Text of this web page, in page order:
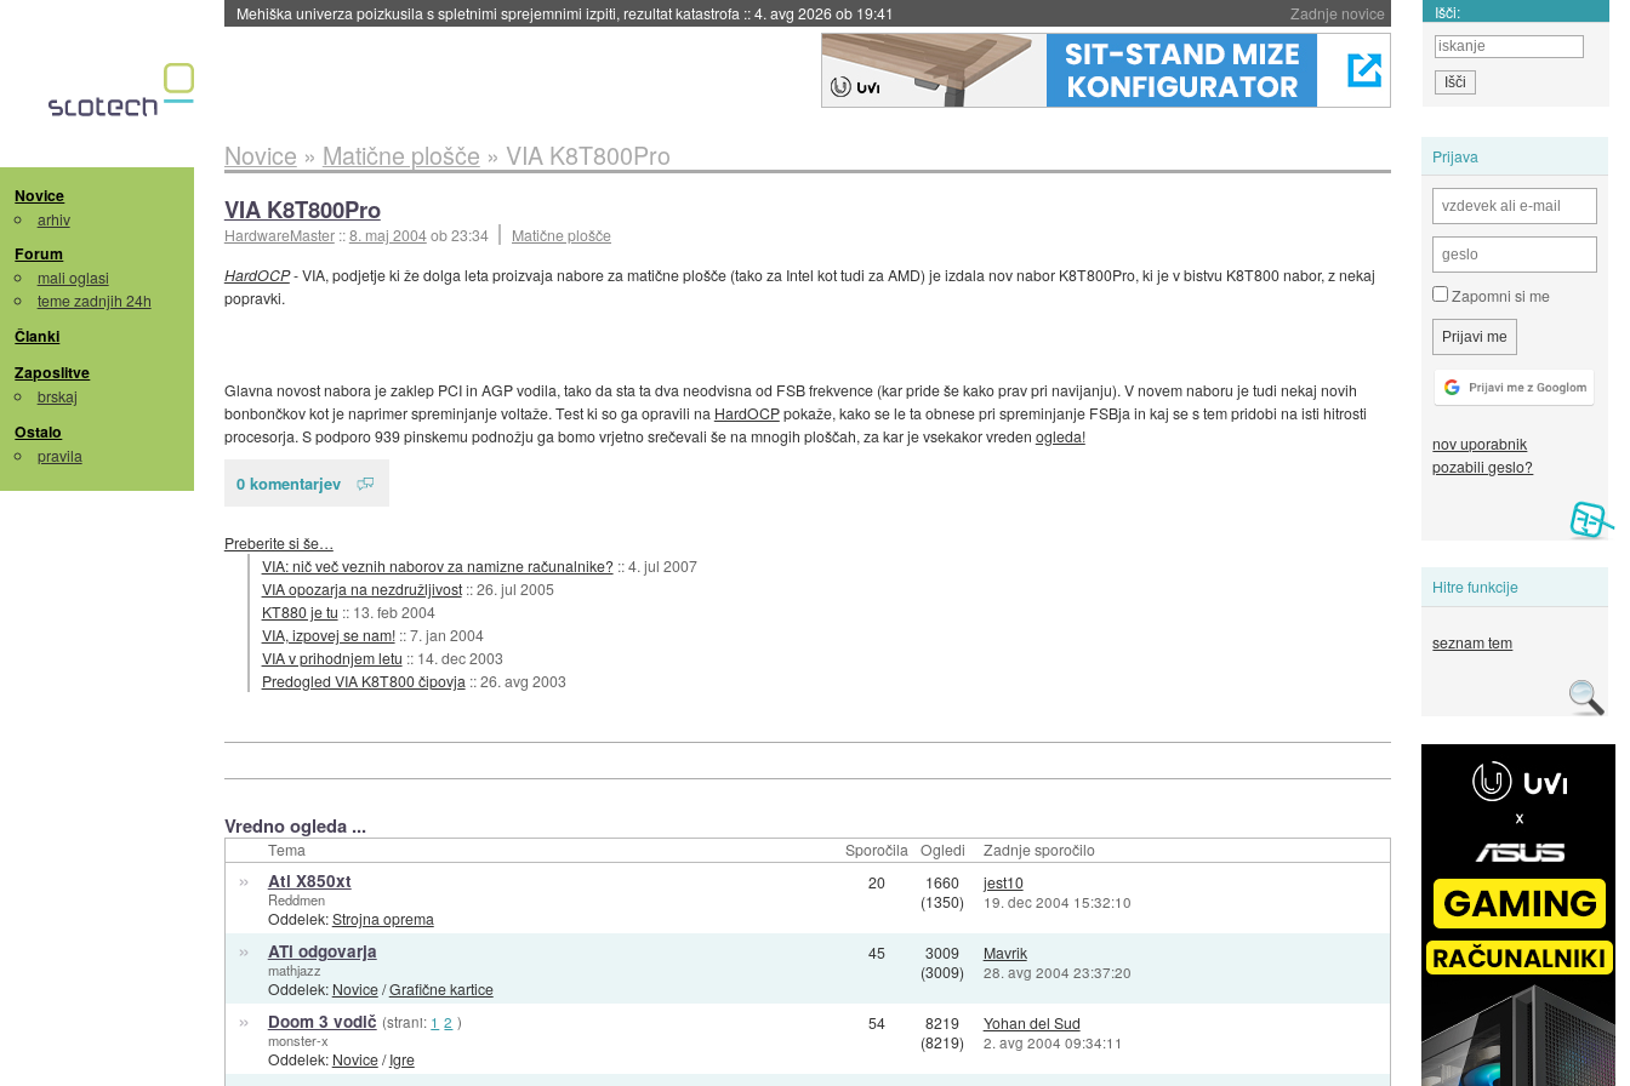
Zadnje novice
Mehiška univerza poizkusila s spletnimi sprejemnimi izpiti, rezultat katastrofa ::4. avg 2026 ob 19:41 Išči:
Novice
arhiv
Forum
mali oglasi
teme zadnjih 24h
Članki
Zaposlitve
brskaj
Ostalo
pravila
Prijava
Zapomni si me
nov uporabnik
pozabili geslo?
Hitre funkcije
seznam tem
Novice » Matične plošče » VIA K8T800Pro
VIA K8T800Pro
HardwareMaster ::8. maj 2004ob 23:34
Matične plošče
HardOCP- VIA, podjetje ki že dolga leta proizvaja nabore za matične plošče (tako za Intel kot tudi za AMD) je izdala nov nabor K8T800Pro, ki je v bistvu K8T800 nabor, z nekaj
popravki.
Glavna novost nabora je zaklep PCI in AGP vodila, tako da sta ta dva neodvisna od FSB frekvence (kar pride še kako prav pri navijanju). V novem naboru je tudi nekaj novih
bonbončkov kot je naprimer spreminjanje voltaže. Test ki so ga opravili na HardOCPpokaže, kako se le ta obnese pri spreminjanje FSBja in kaj se s tem pridobi na isti hitrosti
procesorja. S podporo 939 pinskemu podnožju ga bomo vrjetno srečevali še na mnogih ploščah, za kar je vsekakor vreden ogleda!
0 komentarjev
Preberite si še…
VIA: nič več veznih naborov za namizne računalnike? ::4. jul 2007
VIA opozarja na nezdružljivost ::26. jul 2005
KT880 je tu :: 13. feb 2004
VIA, izpovej se nam! ::7. jan 2004
VIA v prihodnjem letu :: 14. dec 2003
Predogled VIA K8T800 čipovja ::26. avg 2003
Vredno ogleda ...
Tema Sporočila Ogledi Zadnje sporočilo
» Ati X850xt
Reddmen
Oddelek:Strojna oprema
20
1660
(1350)
jest10
19. dec 2004 15:32:10
» ATi odgovarja
mathjazz
Oddelek: Novice/Grafične kartice
45
3009
(3009)
Mavrik
28. avg 2004 23:37:20
» Doom 3 vodič (strani: 1 2 )
monster-x
Oddelek: Novice/Igre
54
8219
(8219)
Yohan del Sud
2. avg 2004 09:34:11